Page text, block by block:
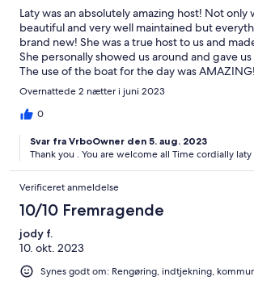
Laty was an absolutely amazing host! Not only
beautiful and very well maintained but
brand new! She was a true host to us and
She personally showed us around and gave
The use of the boat for the day was
experience the Mediterranean first hand! The
perfect for us! The view was spectacular and
easy. We were very happy to have stayed
planning any time in the French Riviera, this
Parking easy. Close proximity to Monaco, Nice
city of Eze. Thank you Laty for showing us
and town!!
Overnattede 2 nætter i juni 2023
0
Svar fra VrboOwner den 5. aug. 2023
Thank you . You are welcome all Time cordially laty
Verificeret anmeldelse
10/10 Fremragende
jody f.
10. okt. 2023
Synes godt om: Rengøring, indtjekning,